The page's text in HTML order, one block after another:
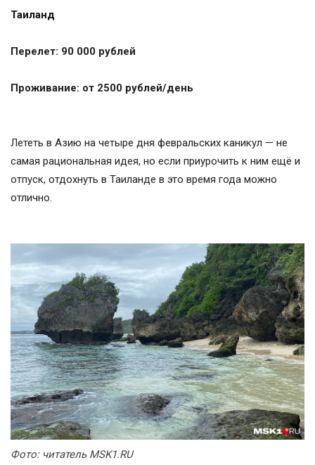
Таиланд
Перелет: 90 000 рублей
Проживание: от 2500 рублей/день
Лететь в Азию на четыре дня февральских каникул — не
самая рациональная идея, но если приурочить к ним ещё и
отпуск, отдохнуть в Таиланде в это время года можно
отлично.
Фото: читатель MSK1.RU